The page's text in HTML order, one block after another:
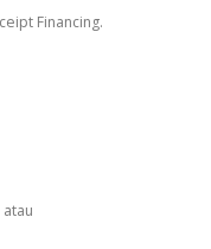
Financing.